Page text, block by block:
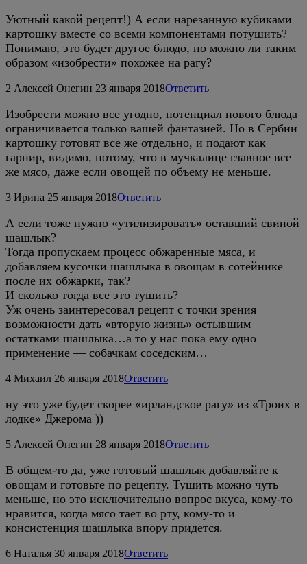
Уютный какой рецепт!) А если нарезанную кубиками
картошку вместе со всеми компонентами потушить?
Понимаю, это будет другое блюдо, но можно ли таким
образом «изобрести» похожее на рагу?
2 Алексей Онегин 23 января 2018Ответить
Изобрести можно все угодно, потенциал нового блюда
ограничивается только вашей фантазией. Но в Сербии
картошку готовят все же отдельно, и подают как
гарнир, видимо, потому, что в мучкалице главное все
же мясо, даже если овощей по объему не меньше.
3 Ирина 25 января 2018Ответить
А если тоже нужно «утилизировать» оставший свиной
шашлык?
Тогда пропускаем процесс обжаренные мяса, и
добавляем кусочки шашлыка в овощам в сотейнике
после их обжарки, так?
И сколько тогда все это тушить?
Уж очень заинтересовал рецепт с точки зрения
возможности дать «вторую жизнь» остывшим
остатками шашлыка…а то у нас пока ему одно
применение — собачкам соседским…
4 Михаил 26 января 2018Ответить
ну это уже будет скорее «ирландское рагу» из «Троих в
лодке» Джерома ))
5 Алексей Онегин 28 января 2018Ответить
В общем-то да, уже готовый шашлык добавляйте к
овощам и готовьте по рецепту. Тушить можно чуть
меньше, но это исключительно вопрос вкуса, кому-то
нравится, когда мясо тает во рту, кому-то и
консистенция шашлыка впору придется.
6 Наталья 30 января 2018Ответить